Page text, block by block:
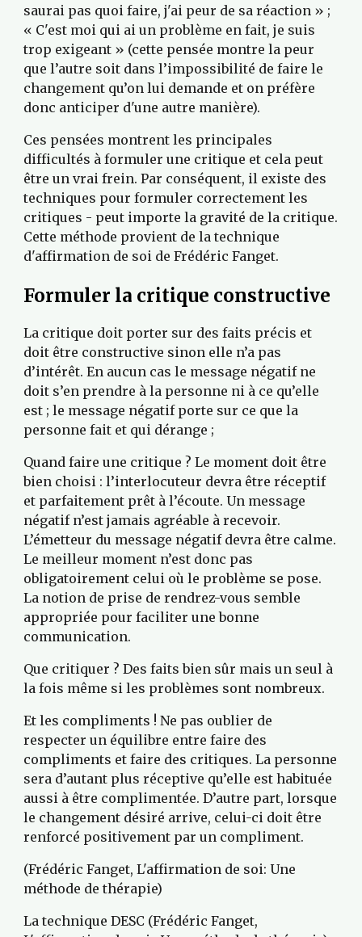
saurai pas quoi faire, j'ai peur de sa réaction » ;
« C'est moi qui ai un problème en fait, je suis
trop exigeant » (cette pensée montre la peur
que l’autre soit dans l’impossibilité de faire le
changement qu’on lui demande et on préfère
donc anticiper d'une autre manière).
Ces pensées montrent les principales
difficultés à formuler une critique et cela peut
être un vrai frein. Par conséquent, il existe des
techniques pour formuler correctement les
critiques - peut importe la gravité de la critique.
Cette méthode provient de la technique
d'affirmation de soi de Frédéric Fanget.
Formuler la critique constructive
La critique doit porter sur des faits précis et
doit être constructive sinon elle n’a pas
d’intérêt. En aucun cas le message négatif ne
doit s’en prendre à la personne ni à ce qu’elle
est ; le message négatif porte sur ce que la
personne fait et qui dérange ;
Quand faire une critique ? Le moment doit être
bien choisi : l’interlocuteur devra être réceptif
et parfaitement prêt à l’écoute. Un message
négatif n’est jamais agréable à recevoir.
L’émetteur du message négatif devra être calme.
Le meilleur moment n’est donc pas
obligatoirement celui où le problème se pose.
La notion de prise de rendrez-vous semble
appropriée pour faciliter une bonne
communication.
Que critiquer ? Des faits bien sûr mais un seul à
la fois même si les problèmes sont nombreux.
Et les compliments ! Ne pas oublier de
respecter un équilibre entre faire des
compliments et faire des critiques. La personne
sera d’autant plus réceptive qu’elle est habituée
aussi à être complimentée. D’autre part, lorsque
le changement désiré arrive, celui-ci doit être
renforcé positivement par un compliment.
(Frédéric Fanget, L'affirmation de soi: Une
méthode de thérapie)
La technique DESC (Frédéric Fanget,